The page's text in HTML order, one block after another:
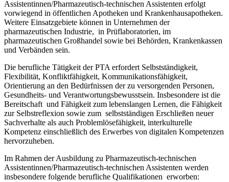
Assistentinnen/Pharmazeutisch-technischen Assistenten erfolgt
vorwiegend in öffentlichen Apotheken und Krankenhausapotheken.
Weitere Einsatzgebiete können in Unternehmen der
pharmazeutischen Industrie, in Prüflaboratorien, im
pharmazeutischen Großhandel sowie bei Behörden, Krankenkassen
und Verbänden sein.
Die berufliche Tätigkeit der PTA erfordert Selbstständigkeit,
Flexibilität, Konfliktfähigkeit, Kommunikationsfähigkeit,
Orientierung an den Bedürfnissen der zu versorgenden Personen,
Gesundheits- und Verantwortungsbewusstsein. Insbesondere ist die
Bereitschaft und Fähigkeit zum lebenslangen Lernen, die Fähigkeit
zur Selbstreflexion sowie zum selbstständigen Erschließen neuer
Sachverhalte als auch Problemlösefähigkeit, interkulturelle
Kompetenz einschließlich des Erwerbes von digitalen Kompetenzen
hervorzuheben.
Im Rahmen der Ausbildung zu Pharmazeutisch-technischen
Assistentinnen/Pharmazeutisch-technischen Assistenten werden
insbesondere folgende berufliche Qualifikationen erworben: